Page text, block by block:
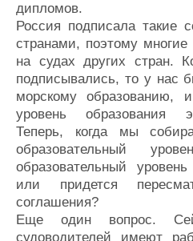
дипломов.
Россия подписала такие
странами, поэтому
на судах других стран.
подписывались, то у нас
морскому
уровень образования
Теперь, когда мы
образовательный
образовательный
или придется
соглашения?
Еще один вопрос.
судоводителей имеют